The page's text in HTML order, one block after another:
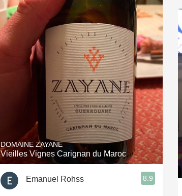
DOMAINE ZAYANE
Vieilles Vignes Carignan du Maroc
Emanuel Rohss 8.9